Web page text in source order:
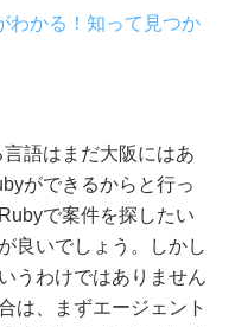
わかる！知って見つか
語はまだ大阪にはあ
ができるからと行っ
で案件を探したい
良いでしょう。しかし
うわけではありません
は、まずエージェント